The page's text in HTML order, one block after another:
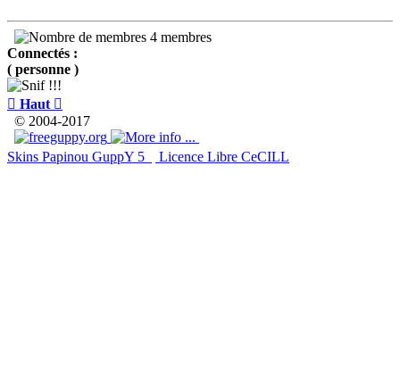
4 membres
Connectés :
( personne )
 Haut 
© 2004-2017
Skins Papinou GuppY 5 Licence Libre CeCILL